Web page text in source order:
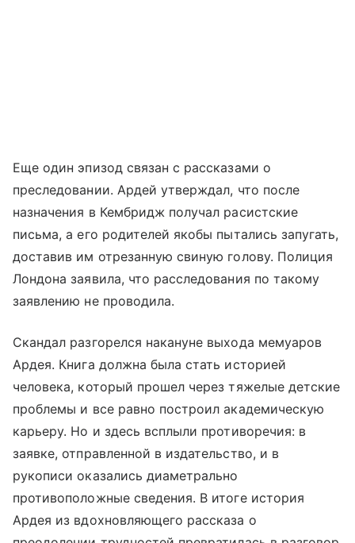
Еще один эпизод связан с рассказами о
преследовании. Ардей утверждал, что после
назначения в Кембридж получал расистские
письма, а его родителей якобы пытались запугать,
доставив им отрезанную свиную голову. Полиция
Лондона заявила, что расследования по такому
заявлению не проводила.
Скандал разгорелся накануне выхода мемуаров
Ардея. Книга должна была стать историей
человека, который прошел через тяжелые детские
проблемы и все равно построил академическую
карьеру. Но и здесь всплыли противоречия: в
заявке, отправленной в издательство, и в
рукописи оказались диаметрально
противоположные сведения. В итоге история
Ардея из вдохновляющего рассказа о